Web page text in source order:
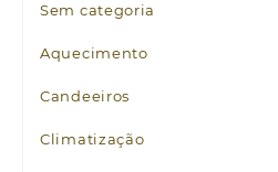
Sem categoria
Aquecimento
Candeeiros
Climatização